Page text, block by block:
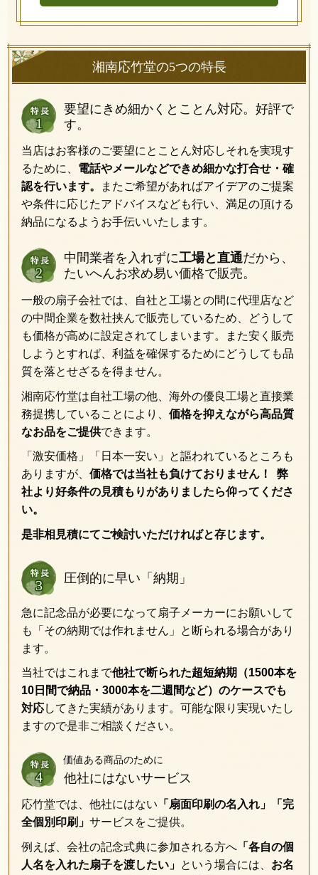
湘南応竹堂の5つの特長
要望にきめ細かくとことん対応。好評で
す。
当店はお客様のご要望にとことん対応しそれを実現す
るために、 電話やメールなどできめ細かな打合せ・確
認を行います。
またご希望があればアイデアのご提案
や条件に応じたアドバイスなども行い、満足の頂ける
納品になるようお手伝いいたします。
中間業者を入れずに工場と直通だから、
たいへんお求め易い価格で販売。
一般の扇子会社では、自社と工場との間に代理店など
の中間企業を数社挟んで販売しているため、どうして
も価格が高めに設定されてしまいます。また安く販売
しようとすれば、利益を確保するためにどうしても品
質を落とせざるを得ません。
湘南応竹堂は自社工場の他、海外の優良工場と直接業
務提携していることにより、 価格を抑えながら高品質
なお品をご提供できます。
「激安価格」「日本一安い」と謳われているところも
ありますが、 価格では当社も負けておりません！ 弊
社より好条件の見積もりがありましたら仰ってくださ
い。
是非相見積にてご検討いただければと存じます。
圧倒的に早い「納期」
急に記念品が必要になって扇子メーカーにお願いして
も「その納期では作れません」と断られる場合があり
ます。
当社ではこれまで他社で断られた超短納期
（1500本を
10日間で納品・3000本を二週間など） のケースでも
対応してきた実績があります。可能な限り実現いたし
ますので是非ご相談ください。
価値ある商品のために
他社にはないサービス
応竹堂では、他社にはない 「扇面印刷の名入れ」「完
全個別印刷」 サービスをご提供。
例えば、会社の記念式典に参加される方へ 「各自の個
人名を入れた扇子を渡したい」 という場合には、 お名